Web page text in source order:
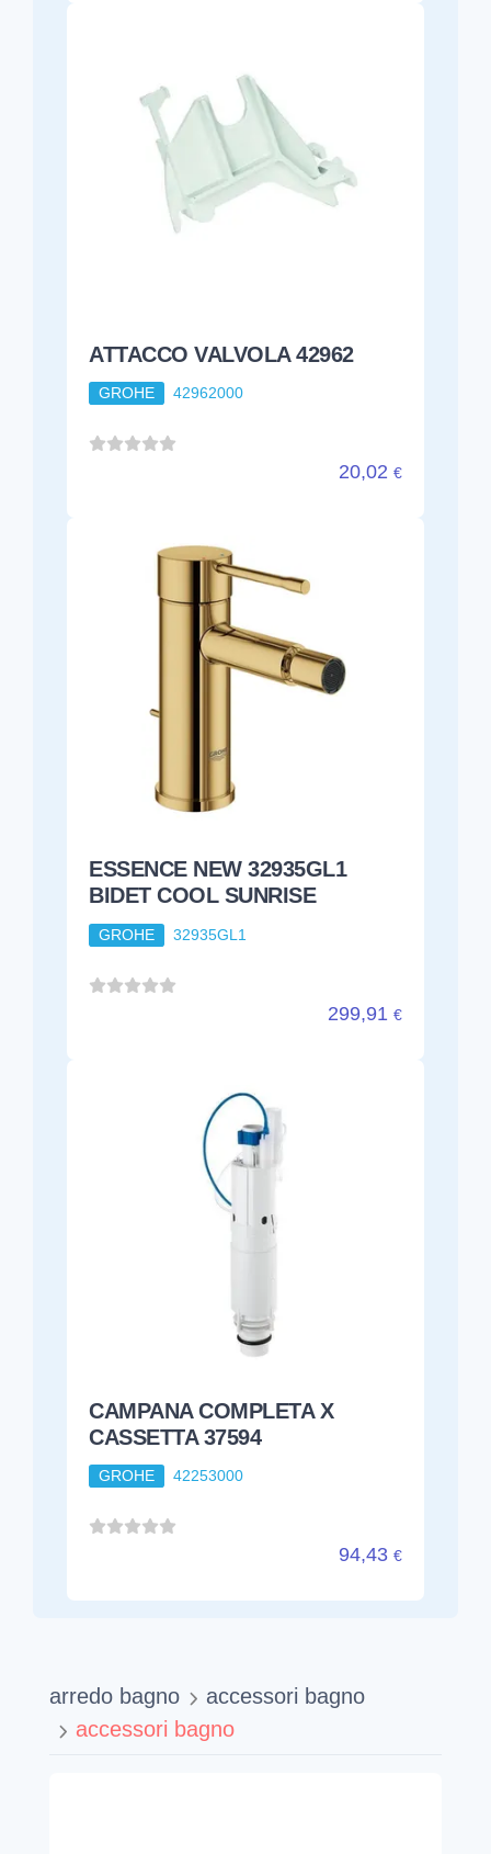
ATTACCO VALVOLA 42962
GROHE 42962000
20,02 €
ESSENCE NEW 32935GL1
BIDET COOL SUNRISE
GROHE 32935GL1
299,91 €
CAMPANA COMPLETA X
CASSETTA 37594
GROHE 42253000
94,43 €
arredo bagno
accessori bagno
accessori bagno